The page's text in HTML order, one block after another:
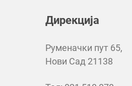
Дирекција
Руменачки пут 65,
Нови Сад 21138